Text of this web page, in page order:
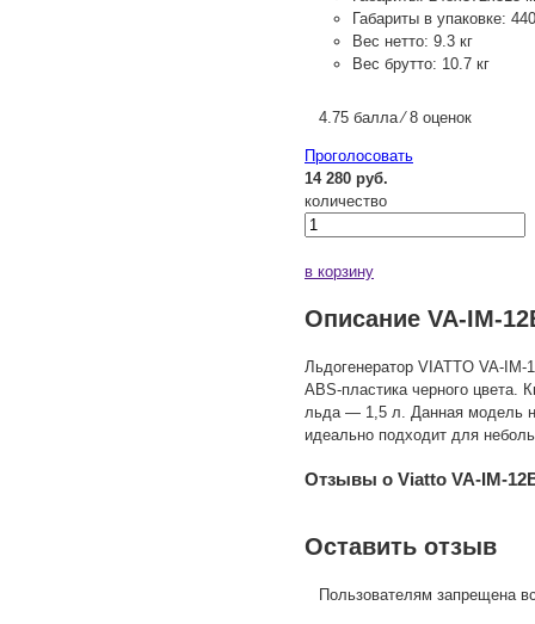
Габариты в упаковке:
Вес нетто: 9.3 кг
Вес брутто: 10.7 кг
4.75 балла ⁄ 8 оценок
Проголосовать
14 280 руб.
количество
в корзину
Описание VA-IM-
Льдогенератор VIATTO VA-IM-
ABS-пластика черного
льда — 1,5 л. Данная модель
идеально подходит для
Отзывы о Viatto VA-IM-
Оставить отзыв
Пользователям запрещена